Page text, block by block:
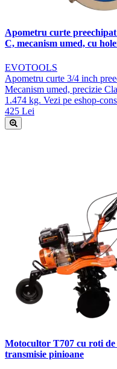
Apometru curte
C, mecanism umed, cu
EVOTOOLS
Apometru curte 3/4 inch
Mecanism umed, precizie
1.474 kg. Vezi pe eshop-
425 Lei
Motocultor T707 cu roti
transmisie pinioane